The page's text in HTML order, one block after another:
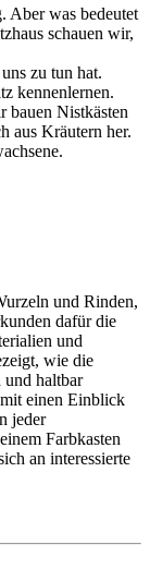
Aber was bedeutet
schauen wir,
zu tun hat.
kennenlernen.
bauen Nistkästen
aus Kräutern her.
und Rinden,
dafür die
und
wie die
und haltbar
einen Einblick
jeder
Farbkasten
an interessierte